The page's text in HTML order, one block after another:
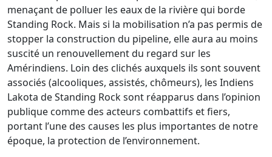
menaçant de polluer les eaux de la rivière qui borde
Standing Rock. Mais si la mobilisation n’a pas permis de
stopper la construction du pipeline, elle aura au moins
suscité un renouvellement du regard sur les
Amérindiens. Loin des clichés auxquels ils sont souvent
associés (alcooliques, assistés, chômeurs), les Indiens
Lakota de Standing Rock sont réapparus dans l’opinion
publique comme des acteurs combattifs et fiers,
portant l’une des causes les plus importantes de notre
époque, la protection de l’environnement.